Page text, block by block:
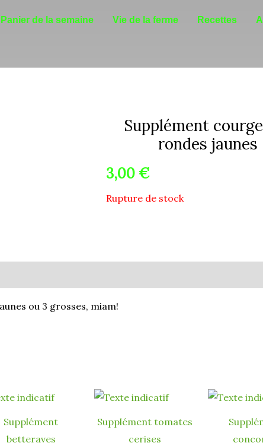
Panier de la semaine Vie de la ferme Recettes
Supplément
rondes jaunes
3,00€
Rupture de stock
ou 3 grosses, miam!
Supplément
betteraves
Supplément tomates
cerises